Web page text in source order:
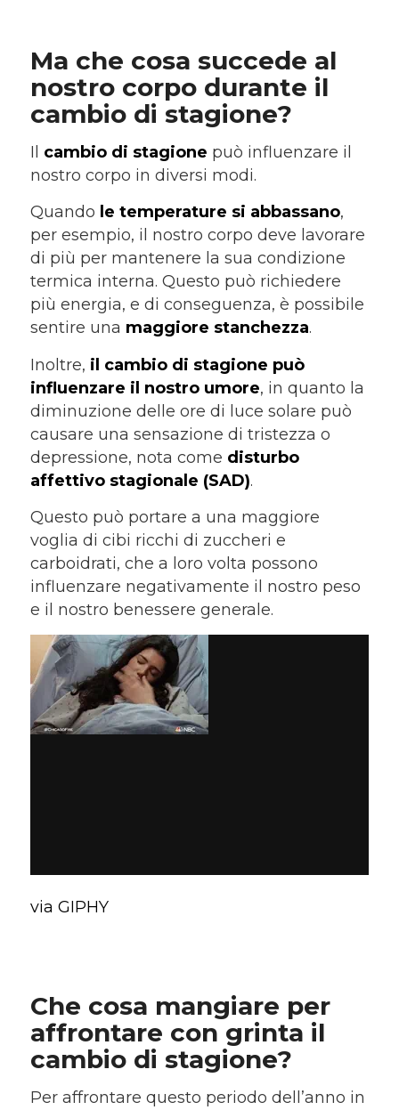
Ma che cosa succede al
nostro corpo durante il
cambio di stagione?
Il cambio di stagione può influenzare il
nostro corpo in diversi modi.
Quando le temperature si abbassano,
per esempio, il nostro corpo deve lavorare
di più per mantenere la sua condizione
termica interna. Questo può richiedere
più energia, e di conseguenza, è possibile
sentire una maggiore stanchezza.
Inoltre, il cambio di stagione può
influenzare il nostro umore, in quanto la
diminuzione delle ore di luce solare può
causare una sensazione di tristezza o
depressione, nota come disturbo
affettivo stagionale (SAD).
Questo può portare a una maggiore
voglia di cibi ricchi di zuccheri e
carboidrati, che a loro volta possono
influenzare negativamente il nostro peso
e il nostro benessere generale.
via GIPHY
Che cosa mangiare per
affrontare con grinta il
cambio di stagione?
Per affrontare questo periodo dell’anno in